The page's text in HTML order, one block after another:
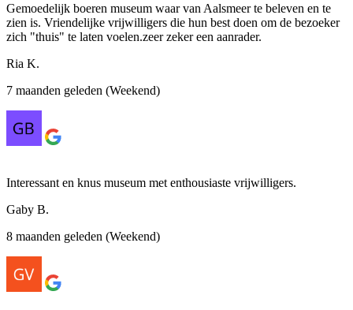
Gemoedelijk boeren museum waar van Aalsmeer te beleven en te
zien is. Vriendelijke vrijwilligers die hun best doen om de bezoeker
zich "thuis" te laten voelen.zeer zeker een aanrader.
Ria K.
7 maanden geleden (Weekend)
Interessant en knus museum met enthousiaste vrijwilligers.
Gaby B.
8 maanden geleden (Weekend)